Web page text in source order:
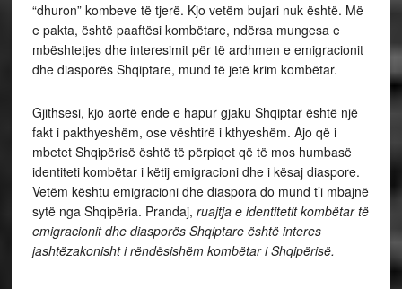
“dhuron” kombeve të tjerë. Kjo vetëm bujari nuk është. Më
e pakta, është paaftësi kombëtare, ndërsa mungesa e
mbështetjes dhe interesimit për të ardhmen e emigracionit
dhe diasporës Shqiptare, mund të jetë krim kombëtar.
Gjithsesi, kjo aortë ende e hapur gjaku Shqiptar është një
fakt i pakthyeshëm, ose vështirë i kthyeshëm. Ajo që i
mbetet Shqipërisë është të përpiqet që të mos humbasë
identiteti kombëtar i këtij emigracioni dhe i kësaj diaspore.
Vetëm kështu emigracioni dhe diaspora do mund t’i mbajnë
sytë nga Shqipëria. Prandaj, ruajtja e identitetit kombëtar të
emigracionit dhe diasporës Shqiptare është interes
jashtëzakonisht i rëndësishëm kombëtar i Shqipërisë.